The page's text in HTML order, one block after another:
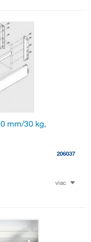
mm/30 kg,
206037
viac